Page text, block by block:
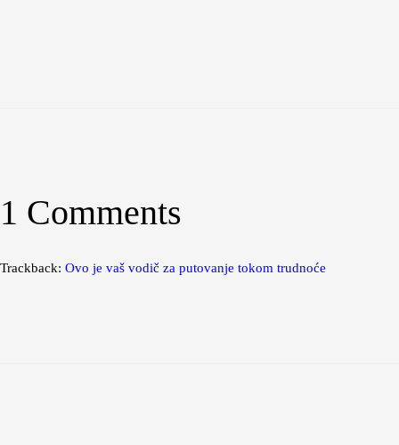
1 Comments
Trackback: Ovo je vaš vodič za putovanje tokom trudnoće